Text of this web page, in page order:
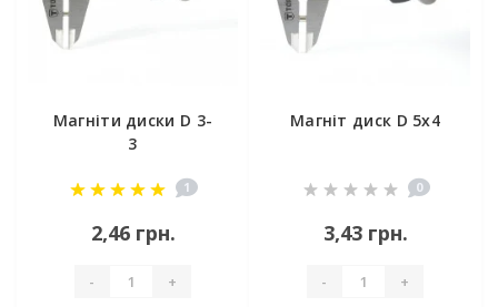
Магніти диски D 3-
3
1
2,46 грн.
- +
Магніт диск D 5х4
0
3,43 грн.
- +